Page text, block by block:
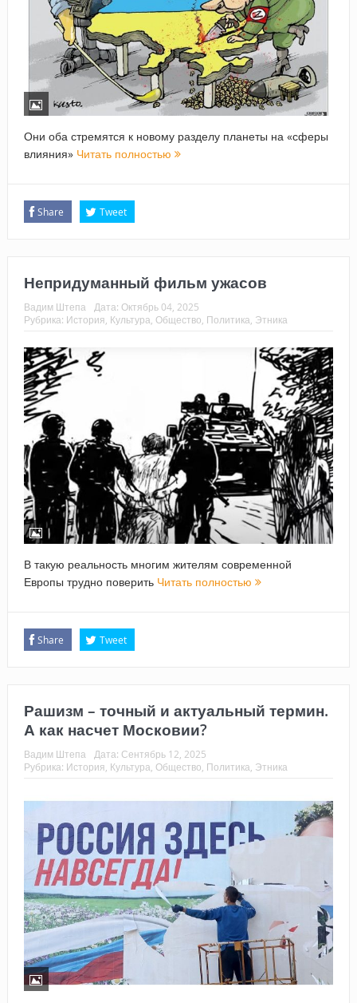
Они оба стремятся к новому разделу планеты на «сферы
влияния» Читать полностью
Share Tweet
Непридуманный фильм ужасов
Вадим Штепа Дата: Октябрь 04, 2025
Рубрика: История, Культура, Общество, Политика, Этника
В такую реальность многим жителям современной
Европы трудно поверить Читать полностью
Share Tweet
Рашизм – точный и актуальный термин.
А как насчет Московии?
Вадим Штепа Дата: Сентябрь 12, 2025
Рубрика: История, Культура, Общество, Политика, Этника